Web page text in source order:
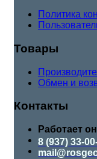
Политика
Товары
Обмен и
Контакты
Работает
8 (937) 33-